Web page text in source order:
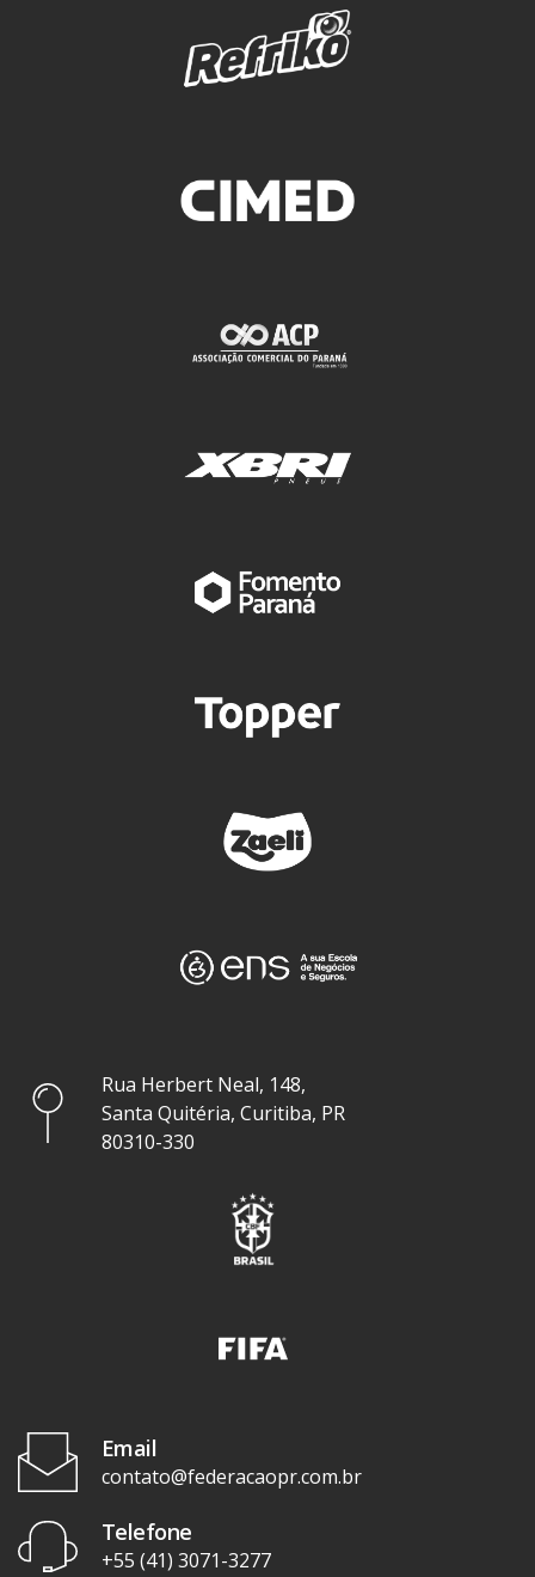
Rua Herbert Neal, 148,
Santa Quitéria, Curitiba, PR
80310-330
Email
contato@federacaopr.com.br
Telefone
+55 (41) 3071-3277